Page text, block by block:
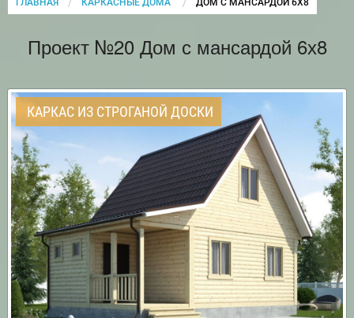
ГЛАВНАЯ КАРКАСНЫЕ ДОМА CURRENT:
ДОМ С МАНСАРДОЙ 6Х8
Проект №20 Дом с мансардой 6х8
КАРКАС ИЗ СТРОГАНОЙ ДОСКИ